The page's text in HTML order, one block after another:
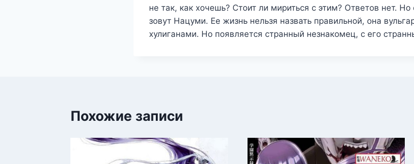
не так, как хочешь? Стоит ли мириться с этим? Ответов нет.
зовут Нацуми. Ее жизнь нельзя назвать правильной, она
хулиганами. Но появляется странный незнакомец, с его
Похожие записи